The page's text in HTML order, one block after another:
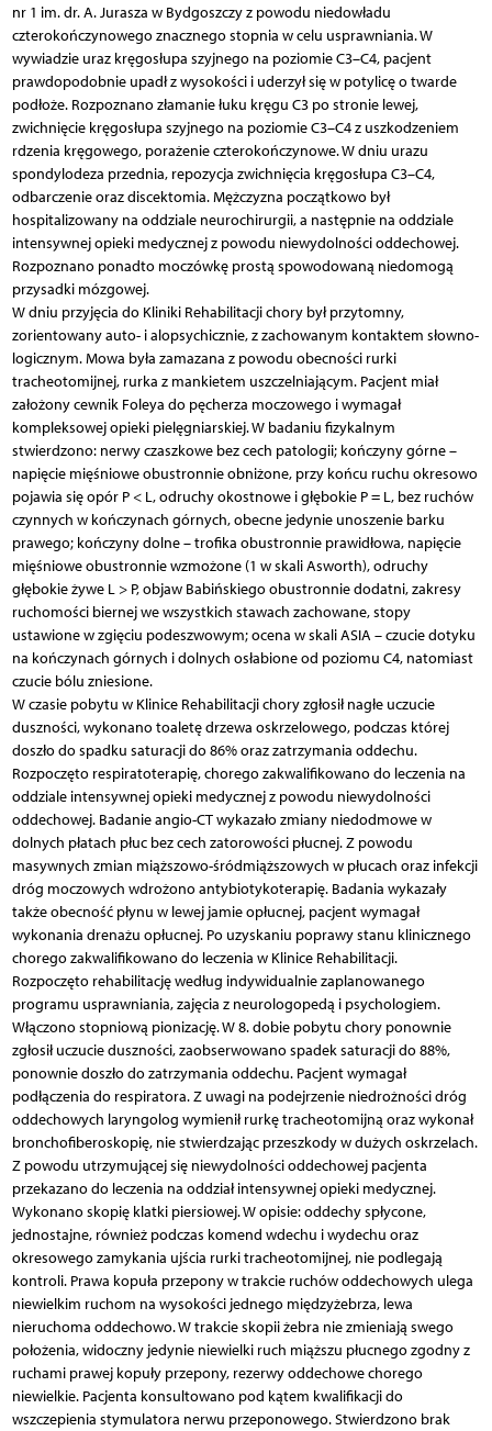
nr 1 im. dr. A. Jurasza w Bydgoszczy z powodu niedowładu
czterokończynowego znacznego stopnia w celu usprawniania. W
wywiadzie uraz kręgosłupa szyjnego na poziomie C3–C4, pacjent
prawdopodobnie upadł z wysokości i uderzył się w potylicę o twarde
podłoże. Rozpoznano złamanie łuku kręgu C3 po stronie lewej,
zwichnięcie kręgosłupa szyjnego na poziomie C3–C4 z uszkodzeniem
rdzenia kręgowego, porażenie czterokończynowe. W dniu urazu
spondylodeza przednia, repozycja zwichnięcia kręgosłupa C3–C4,
odbarczenie oraz discektomia. Mężczyzna początkowo był
hospitalizowany na oddziale neurochirurgii, a następnie na oddziale
intensywnej opieki medycznej z powodu niewydolności oddechowej.
Rozpoznano ponadto moczówkę prostą spowodowaną niedomogą
przysadki mózgowej.
W dniu przyjęcia do Kliniki Rehabilitacji chory był przytomny,
zorientowany auto- i alopsychicznie, z zachowanym kontaktem słowno-
logicznym. Mowa była zamazana z powodu obecności rurki
tracheotomijnej, rurka z mankietem uszczelniającym. Pacjent miał
założony cewnik Foleya do pęcherza moczowego i wymagał
kompleksowej opieki pielęgniarskiej. W badaniu fizykalnym
stwierdzono: nerwy czaszkowe bez cech patologii; kończyny górne –
napięcie mięśniowe obustronnie obniżone, przy końcu ruchu okresowo
pojawia się opór P < L, odruchy okostnowe i głębokie P = L, bez ruchów
czynnych w kończynach górnych, obecne jedynie unoszenie barku
prawego; kończyny dolne – trofika obustronnie prawidłowa, napięcie
mięśniowe obustronnie wzmożone (1 w skali Asworth), odruchy
głębokie żywe L > P, objaw Babińskiego obustronnie dodatni, zakresy
ruchomości biernej we wszystkich stawach zachowane, stopy
ustawione w zgięciu podeszwowym; ocena w skali ASIA – czucie dotyku
na kończynach górnych i dolnych osłabione od poziomu C4, natomiast
czucie bólu zniesione.
W czasie pobytu w Klinice Rehabilitacji chory zgłosił nagłe uczucie
duszności, wykonano toaletę drzewa oskrzelowego, podczas której
doszło do spadku saturacji do 86% oraz zatrzymania oddechu.
Rozpoczęto respiratoterapię, chorego zakwalifikowano do leczenia na
oddziale intensywnej opieki medycznej z powodu niewydolności
oddechowej. Badanie angio-CT wykazało zmiany niedodmowe w
dolnych płatach płuc bez cech zatorowości płucnej. Z powodu
masywnych zmian miąższowo-śródmiąższowych w płucach oraz infekcji
dróg moczowych wdrożono antybiotykoterapię. Badania wykazały
także obecność płynu w lewej jamie opłucnej, pacjent wymagał
wykonania drenażu opłucnej. Po uzyskaniu poprawy stanu klinicznego
chorego zakwalifikowano do leczenia w Klinice Rehabilitacji.
Rozpoczęto rehabilitację według indywidualnie zaplanowanego
programu usprawniania, zajęcia z neurologopedą i psychologiem.
Włączono stopniową pionizację. W 8. dobie pobytu chory ponownie
zgłosił uczucie duszności, zaobserwowano spadek saturacji do 88%,
ponownie doszło do zatrzymania oddechu. Pacjent wymagał
podłączenia do respiratora. Z uwagi na podejrzenie niedrożności dróg
oddechowych laryngolog wymienił rurkę tracheotomijną oraz wykonał
bronchofiberoskopię, nie stwierdzając przeszkody w dużych oskrzelach.
Z powodu utrzymującej się niewydolności oddechowej pacjenta
przekazano do leczenia na oddział intensywnej opieki medycznej.
Wykonano skopię klatki piersiowej. W opisie: oddechy spłycone,
jednostajne, również podczas komend wdechu i wydechu oraz
okresowego zamykania ujścia rurki tracheotomijnej, nie podlegają
kontroli. Prawa kopuła przepony w trakcie ruchów oddechowych ulega
niewielkim ruchom na wysokości jednego międzyżebrza, lewa
nieruchoma oddechowo. W trakcie skopii żebra nie zmieniają swego
położenia, widoczny jedynie niewielki ruch miąższu płucnego zgodny z
ruchami prawej kopuły przepony, rezerwy oddechowe chorego
niewielkie. Pacjenta konsultowano pod kątem kwalifikacji do
wszczepienia stymulatora nerwu przeponowego. Stwierdzono brak